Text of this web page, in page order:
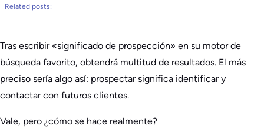
Related posts:
Tras escribir «significado de prospección» en su motor de
búsqueda favorito, obtendrá multitud de resultados. El más
preciso sería algo así: prospectar significa identificar y
contactar con futuros clientes.
Vale, pero ¿cómo se hace realmente?